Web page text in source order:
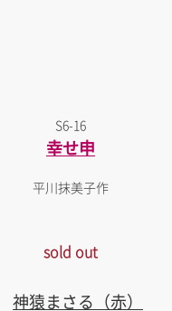
S6-16
幸せ申
平川抹美子作
sold out